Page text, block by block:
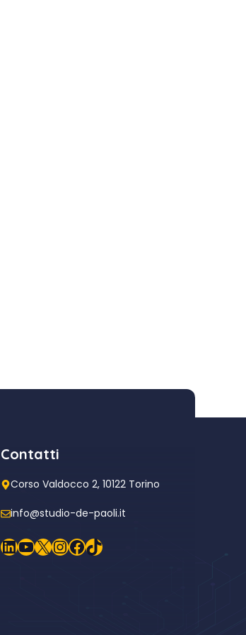
Contatti
Corso Valdocco 2, 10122 Torino
info@studio-de-paoli.it
LinkedIn
YouTube
X Instagram
Facebook
TikTok